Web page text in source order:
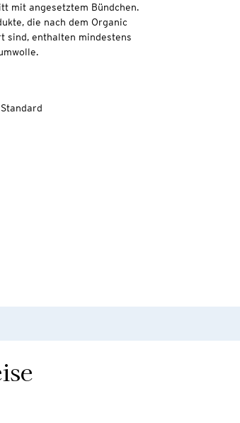
mit angesetztem Bündchen.
die nach dem Organic
sind, enthalten mindestens